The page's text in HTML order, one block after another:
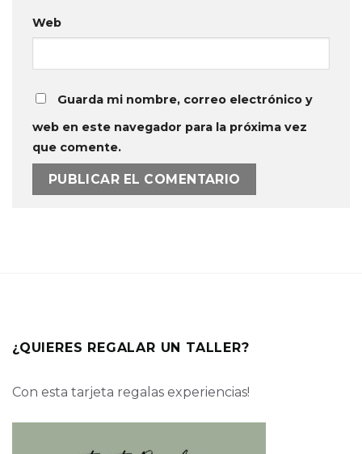
Web
Guarda mi nombre, correo electrónico y
web en este navegador para la próxima vez
que comente.
¿QUIERES REGALAR UN TALLER?
Con esta tarjeta regalas experiencias!